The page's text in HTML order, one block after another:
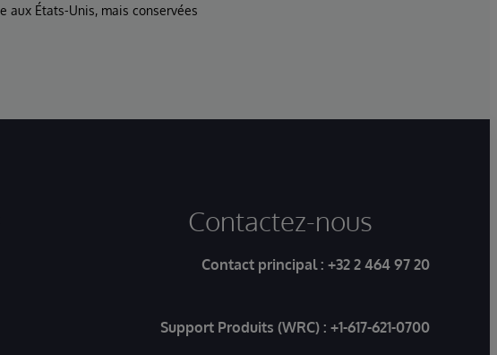
aux États-Unis, mais conservées
Contactez-nous
Contact principal : +32 2 464 97 20
Support Produits (WRC) : +1-617-621-0700